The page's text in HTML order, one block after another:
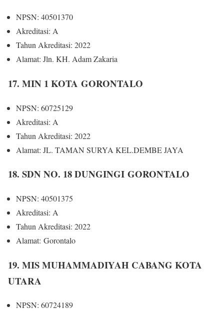
NPSN: 40501370
Akreditasi: A
Tahun Akreditasi: 2022
Alamat: Jln. KH. Adam Zakaria
17. MIN 1 KOTA GORONTALO
NPSN: 60725129
Akreditasi: A
Tahun Akreditasi: 2022
Alamat: JL. TAMAN SURYA KEL.DEMBE JAYA
18. SDN NO. 18 DUNGINGI GORONTALO
NPSN: 40501375
Akreditasi: A
Tahun Akreditasi: 2022
Alamat: Gorontalo
19. MIS MUHAMMADIYAH CABANG KOTA
UTARA
NPSN: 60724189